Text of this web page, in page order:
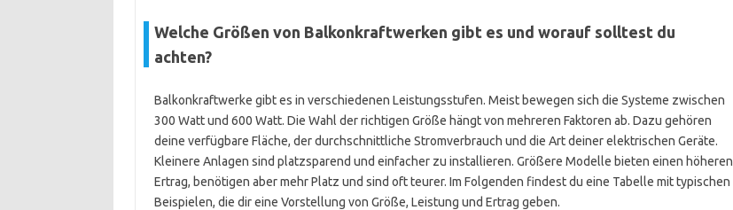
Welche Größen von Balkonkraftwerken gibt es und worauf solltest du
achten?
Balkonkraftwerke gibt es in verschiedenen Leistungsstufen. Meist bewegen sich die Systeme zwischen
300 Watt und 600 Watt. Die Wahl der richtigen Größe hängt von mehreren Faktoren ab. Dazu gehören
deine verfügbare Fläche, der durchschnittliche Stromverbrauch und die Art deiner elektrischen Geräte.
Kleinere Anlagen sind platzsparend und einfacher zu installieren. Größere Modelle bieten einen höheren
Ertrag, benötigen aber mehr Platz und sind oft teurer. Im Folgenden findest du eine Tabelle mit typischen
Beispielen, die dir eine Vorstellung von Größe, Leistung und Ertrag geben.